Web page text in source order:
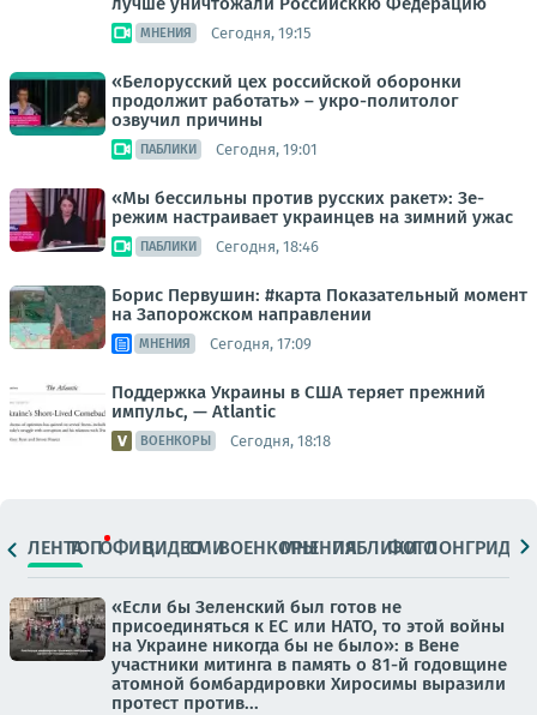
МНЕНИЯ Сегодня, 19:15
«Белорусский цех российской оборонки
продолжит работать» – укро-политолог
озвучил причины
ПАБЛИКИ Сегодня, 19:01
«Мы бессильны против русских ракет»: Зе-
режим настраивает украинцев на зимний ужас
ПАБЛИКИ Сегодня, 18:46
Борис Первушин: #карта Показательный момент
на Запорожском направлении
МНЕНИЯ Сегодня, 17:09
Поддержка Украины в США теряет прежний
импульс, — Atlantic
ВОЕНКОРЫ Сегодня, 18:18
ЛЕНТАТОПОФИЦ.ВИДЕОСМИВОЕНКОРЫМНЕНИЯПАБЛИКИ
ФОТОЛОНГРИДЫ
«Если бы Зеленский был готов не
присоединяться к ЕС или НАТО, то этой войны
на Украине никогда бы не было»: в Вене
участники митинга в память о 81-й годовщине
атомной бомбардировки Хиросимы выразили
протест против...